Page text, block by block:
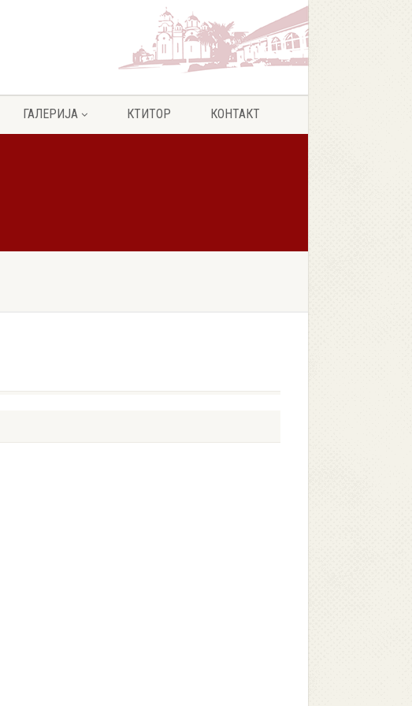
ГАЛЕРИЈА КТИТОР КОНТАКТ